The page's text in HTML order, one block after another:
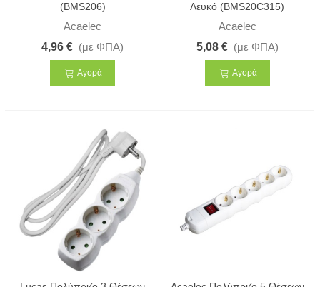
(BMS206)
Acaelec
4,96 € (με ΦΠΑ)
Αγορά
Λευκό (BMS20C315)
Acaelec
5,08 € (με ΦΠΑ)
Αγορά